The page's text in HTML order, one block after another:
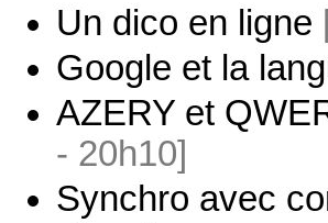
Un dico en ligne
Google et la
AZERY et
- 20h10]
Synchro avec